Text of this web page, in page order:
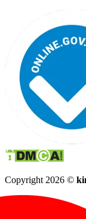
Copyright 2026 ©